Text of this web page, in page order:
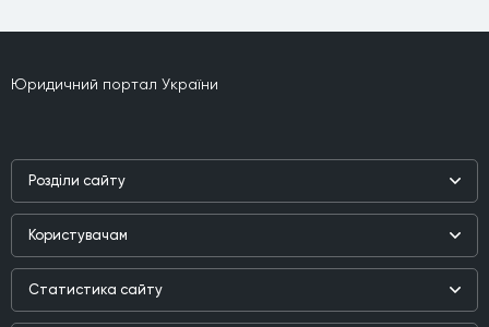
Юридичний портал України
Роздiли сайту
Наука
Практика
Публiкацiї та iнтерв'ю
Користувачам
Реєстр користувачiв
Партнери
Статистика сайту
Зареєстрованих користувачiв:207